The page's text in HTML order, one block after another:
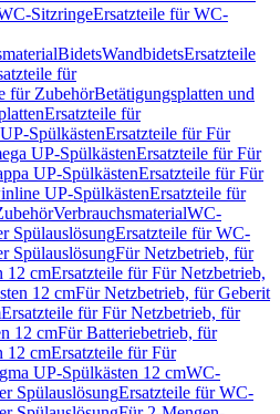
SitzringeErsatzteile für WC-
BidetsWandbidetsErsatzteile
für
für ZubehörBetätigungsplatten und
Ersatzteile für
SpülkästenErsatzteile für Für
UP-SpülkästenErsatzteile für Für
UP-SpülkästenErsatzteile für Für
UP-SpülkästenErsatzteile für
VerbrauchsmaterialWC-
SpülauslösungErsatzteile für WC-
SpülauslösungFür Netzbetrieb, für
12 cmErsatzteile für Für Netzbetrieb,
12 cmFür Netzbetrieb, für Geberit
Ersatzteile für Für Netzbetrieb, für
12 cmFür Batteriebetrieb, für
12 cmErsatzteile für Für
UP-Spülkästen 12 cmWC-
SpülauslösungErsatzteile für WC-